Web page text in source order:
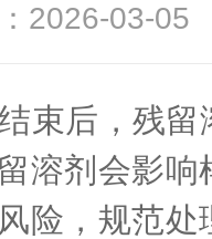
：2026-03-
束后，残
溶剂会影
险，规范